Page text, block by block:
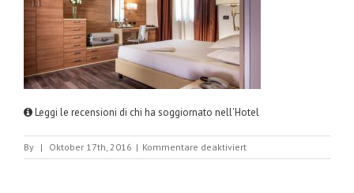
Leggi le recensioni di chi ha soggiornato nell'Hotel
By | Oktober 17th, 2016 | Kommentare deaktiviertfür
HotelDomidea.jpg